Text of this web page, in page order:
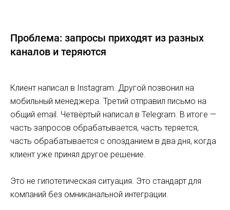
Проблема: запросы приходят из разных
каналов и теряются
Клиент написал в Instagram. Другой позвонил на
мобильный менеджера. Третий отправил письмо на
общий email. Четвёртый написал в Telegram. В итоге —
часть запросов обрабатывается, часть теряется,
часть обрабатывается с опозданием в два дня, когда
клиент уже принял другое решение.
Это не гипотетическая ситуация. Это стандарт для
компаний без омниканальной интеграции.